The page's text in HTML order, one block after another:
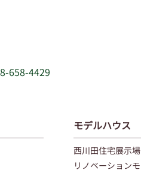
658-4429
モデルハウス
西川田住宅展示
リノベーション